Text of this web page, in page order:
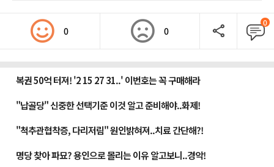
0 0
0